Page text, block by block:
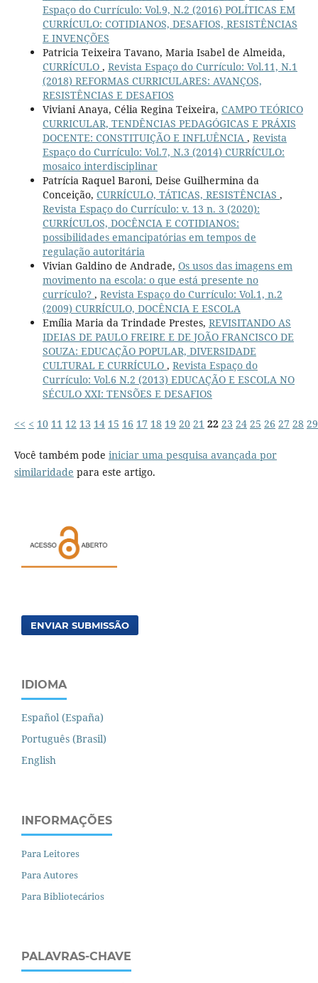
Espaço do Currículo: Vol.9, N.2 (2016) POLÍTICAS EM
CURRÍCULO: COTIDIANOS, DESAFIOS, RESISTÊNCIAS
E INVENÇÕES
Patricia Teixeira Tavano, Maria Isabel de Almeida,
CURRÍCULO , Revista Espaço do Currículo: Vol.11, N.1
(2018) REFORMAS CURRICULARES: AVANÇOS,
RESISTÊNCIAS E DESAFIOS
Viviani Anaya, Célia Regina Teixeira, CAMPO TEÓRICO
CURRICULAR, TENDÊNCIAS PEDAGÓGICAS E PRÁXIS
DOCENTE: CONSTITUIÇÃO E INFLUÊNCIA , Revista
Espaço do Currículo: Vol.7, N.3 (2014) CURRÍCULO:
mosaico interdisciplinar
Patrícia Raquel Baroni, Deise Guilhermina da
Conceição, CURRÍCULO, TÁTICAS, RESISTÊNCIAS ,
Revista Espaço do Currículo: v. 13 n. 3 (2020):
CURRÍCULOS, DOCÊNCIA E COTIDIANOS:
possibilidades emancipatórias em tempos de
regulação autoritária
Vivian Galdino de Andrade, Os usos das imagens em
movimento na escola: o que está presente no
currículo? , Revista Espaço do Currículo: Vol.1, n.2
(2009) CURRÍCULO, DOCÊNCIA E ESCOLA
Emília Maria da Trindade Prestes, REVISITANDO AS
IDEIAS DE PAULO FREIRE E DE JOÃO FRANCISCO DE
SOUZA: EDUCAÇÃO POPULAR, DIVERSIDADE
CULTURAL E CURRÍCULO , Revista Espaço do
Currículo: Vol.6 N.2 (2013) EDUCAÇÃO E ESCOLA NO
SÉCULO XXI: TENSÕES E DESAFIOS
<< < 10 11 12 13 14 15 16 17 18 19 20 21 22 23 24 25 26 27 28 29
Você também pode iniciar uma pesquisa avançada por
similaridade para este artigo.
ENVIAR SUBMISSÃO
IDIOMA
Español (España)
Português (Brasil)
English
INFORMAÇÕES
Para Leitores
Para Autores
Para Bibliotecários
PALAVRAS-CHAVE